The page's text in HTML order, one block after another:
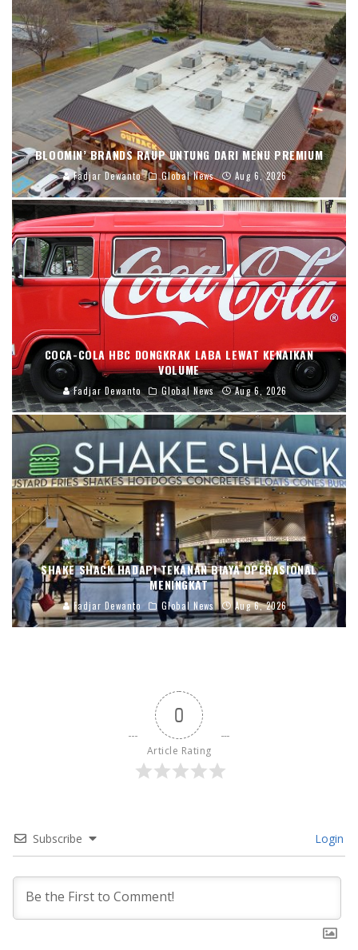
BLOOMIN’ BRANDS RAUP UNTUNG DARI MENU PREMIUM
Fadjar Dewanto Global News Aug 6, 2026
COCA-COLA HBC DONGKRAK LABA LEWAT KENAIKAN
VOLUME
Fadjar Dewanto Global News Aug 6, 2026
SHAKE SHACK HADAPI TEKANAN BIAYA OPERASIONAL
MENINGKAT
Fadjar Dewanto Global News Aug 6, 2026
0
Article Rating
Subscribe Login